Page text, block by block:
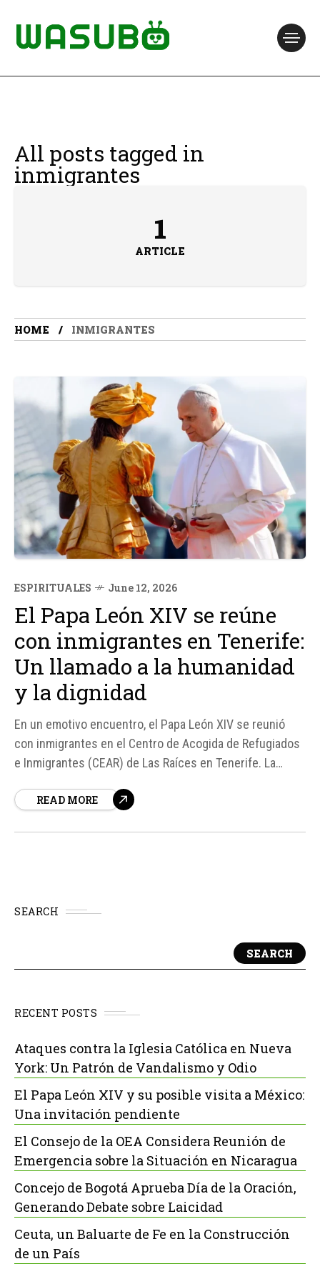
All posts tagged in
inmigrantes
1
ARTICLE
HOME INMIGRANTES
ESPIRITUALES June 12, 2026
El Papa León XIV se reúne
con inmigrantes en Tenerife:
Un llamado a la humanidad
y la dignidad
En un emotivo encuentro, el Papa León XIV se reunió
con inmigrantes en el Centro de Acogida de Refugiados
e Inmigrantes (CEAR) de Las Raíces en Tenerife. La
Gambia y Malí, y han llegado a la isla después de una
READ MORE
SEARCH
SEARCH
RECENT POSTS
Ataques contra la Iglesia Católica en Nueva
York: Un Patrón de Vandalismo y Odio
El Papa León XIV y su posible visita a México:
Una invitación pendiente
El Consejo de la OEA Considera Reunión de
Emergencia sobre la Situación en Nicaragua
Concejo de Bogotá Aprueba Día de la Oración,
Generando Debate sobre Laicidad
Ceuta, un Baluarte de Fe en la Construcción
de un País